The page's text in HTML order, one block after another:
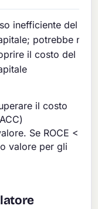
inefficiente del
potrebbe non
il costo del
il costo
Se ROCE <
valore per gli